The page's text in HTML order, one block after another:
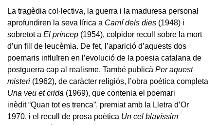
La tragèdia col·lectiva, la guerra i la maduresa personal
aprofundiren la seva lírica a Camí dels dies (1948) i
sobretot a El príncep (1954), colpidor recull sobre la mort
d’un fill de leucèmia. De fet, l’aparició d’aquests dos
poemaris influïren en l’evolució de la poesia catalana de
postguerra cap al realisme. També publicà Per aquest
misteri (1962), de caràcter religiós, l’obra poètica completa
Una veu et crida (1969), que contenia el poemari
inèdit “Quan tot es trenca”, premiat amb la Lletra d’Or
1970, i el recull de prosa poètica Un cel blavíssim